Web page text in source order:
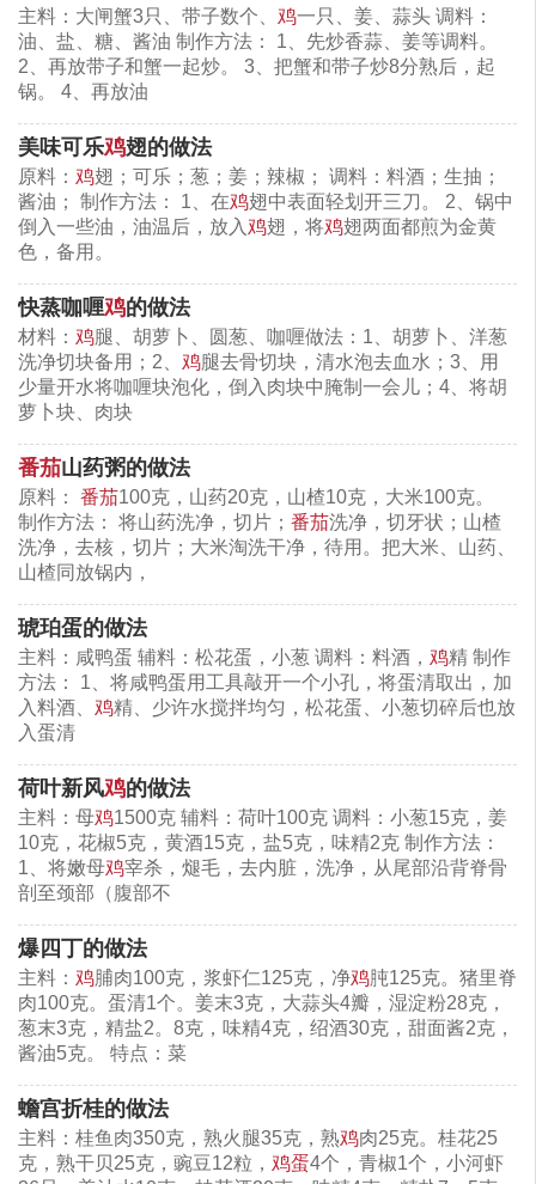
转载须保留网址：https://www.caidaoke.com/tang/jitang/9022.html
相关内容：
鸡蛋 番茄 竹荪 鸡
主料：大闸蟹3只、带子数个、 鸡一只、姜、蒜头 调料：
油、盐、糖、酱油 制作方法： 1、先炒香蒜、姜等调料。
2、再放带子和蟹一起炒。 3、把蟹和带子炒8分熟后，起
锅。 4、再放油
美味可乐鸡翅的做法
原料： 鸡翅；可乐；葱；姜；辣椒； 调料：料酒；生抽；
酱油； 制作方法： 1、在鸡翅中表面轻划开三刀。 2、锅中
倒入一些油，油温后，放入 鸡翅，将鸡翅两面都煎为金黄
色，备用。
快蒸咖喱鸡的做法
材料： 鸡腿、胡萝卜、圆葱、咖喱做法：1、胡萝卜、洋葱
洗净切块备用；2、 鸡腿去骨切块，清水泡去血水；3、用
少量开水将咖喱块泡化，倒入肉块中腌制一会儿；4、将胡
萝卜块、肉块
番茄山药粥的做法
原料： 番茄100克，山药20克，山楂10克，大米100克。
制作方法： 将山药洗净，切片； 番茄洗净，切牙状；山楂
洗净，去核，切片；大米淘洗干净，待用。把大米、山药、
山楂同放锅内，
琥珀蛋的做法
主料：咸鸭蛋 辅料：松花蛋，小葱 调料：料酒， 鸡精 制作
方法： 1、将咸鸭蛋用工具敲开一个小孔，将蛋清取出，加
入料酒、 鸡精、少许水搅拌均匀，松花蛋、小葱切碎后也放
入蛋清
荷叶新风鸡的做法
主料：母鸡1500克 辅料：荷叶100克 调料：小葱15克，姜
10克，花椒5克，黄酒15克，盐5克，味精2克 制作方法：
1、将嫩母鸡宰杀，煺毛，去内脏，洗净，从尾部沿背脊骨
剖至颈部（腹部不
爆四丁的做法
主料： 鸡脯肉100克，浆虾仁125克，净鸡肫125克。猪里脊
肉100克。蛋清1个。姜末3克，大蒜头4瓣，湿淀粉28克，
葱末3克，精盐2。8克，味精4克，绍酒30克，甜面酱2克，
酱油5克。 特点：菜
蟾宫折桂的做法
主料：桂鱼肉350克，熟火腿35克，熟鸡肉25克。桂花25
克，熟干贝25克，豌豆12粒， 鸡蛋4个，青椒1个，小河虾